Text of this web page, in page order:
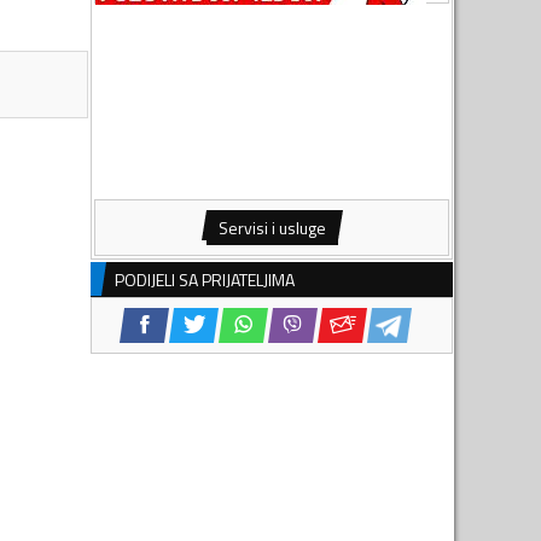
Servisi i usluge
PODIJELI SA PRIJATELJIMA